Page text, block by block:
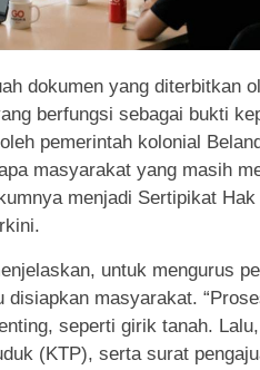
dokumen yang diterbitkan
berfungsi sebagai bukti
pemerintah kolonial
masyarakat yang masih
menjadi Sertipikat
untuk mengurus
masyarakat.
seperti girik tanah.
(KTP), serta surat